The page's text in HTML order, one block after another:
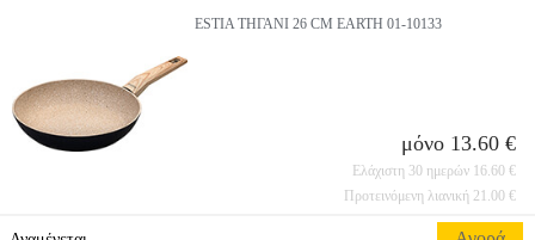
ESTIA ΤΗΓΑΝΙ 26 CM EARTH 01-10133
μόνο 13.60 €
Ελάχιστη 30 ημερών 16.60 €
Προτεινόμενη λιανική 21.00 €